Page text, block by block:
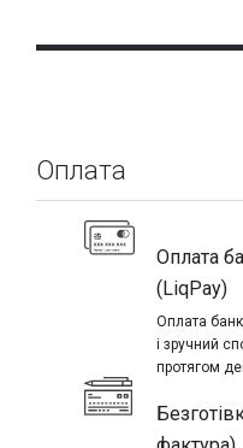
Оплата
Оплата
(LiqPay)
Оплата
і зручний
протягом